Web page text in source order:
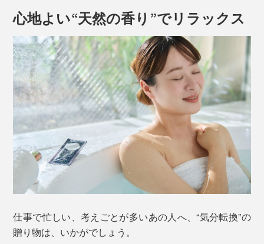
心地よい“天然の香り”でリラックス
仕事で忙しい、考えごとが多いあの人へ、“気分転換”の
贈り物は、いかがでしょう。